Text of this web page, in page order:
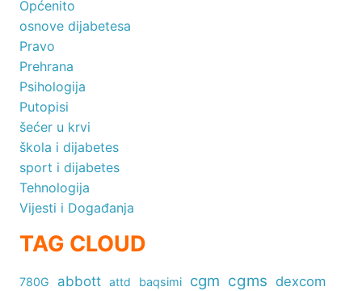
Općenito
osnove dijabetesa
Pravo
Prehrana
Psihologija
Putopisi
šećer u krvi
škola i dijabetes
sport i dijabetes
Tehnologija
Vijesti i Događanja
TAG CLOUD
780G abbott attd baqsimi cgm cgms dexcom